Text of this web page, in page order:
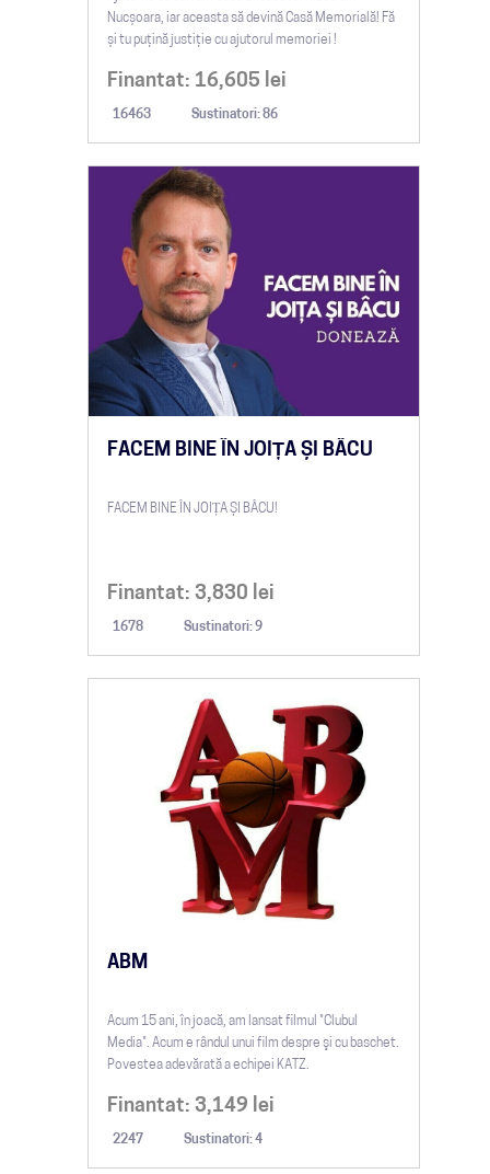
Nucșoara, iar aceasta să devină Casă Memorială! Fă
și tu puţină justiţie cu ajutorul memoriei !
Finantat: 16,605 lei
16463 Sustinatori: 86
FACEM BINE ÎN JOIȚA ȘI BÂCU
FACEM BINE ÎN JOIȚA ȘI BÂCU!
Finantat: 3,830 lei
1678 Sustinatori: 9
ABM
Acum 15 ani, în joacă, am lansat filmul "Clubul
Media". Acum e rândul unui film despre şi cu baschet.
Povestea adevărată a echipei KATZ.
Finantat: 3,149 lei
2247 Sustinatori: 4